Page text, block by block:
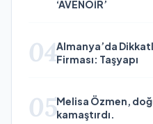
‘AVENOİR’
04Almanya’da
Firması: Taşyapı
05Melisa Özmen,
kamaştırdı.